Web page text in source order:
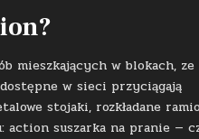
mieszkających w blokach, ze
w sieci przyciągają
stojaki, rozkładane
action suszarka na pranie —